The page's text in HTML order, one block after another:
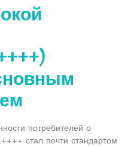
потребителей о
стал почти стандартом